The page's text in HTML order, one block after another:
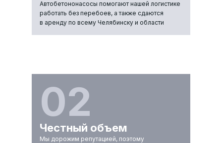
Автобетононасосы помогают нашей логистике
работать без перебоев, а также сдаются
в аренду по всему Челябинску и области
02
Честный объем
Мы дорожим репутацией, поэтому